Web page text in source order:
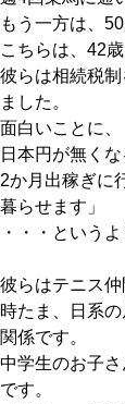
もう一方は、
こちらは、42
彼らは相続税
ました。
面白いことに、
日本円が無く
2か月出稼ぎに
暮らせます」
・・・という
彼らはテニス仲
時たま、日系
関係です。
中学生のお子
です。